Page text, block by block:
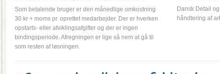
Som betalende bruger er den månedlige omkostning
30 kr + moms pr. oprettet medarbejder. Der er hverken
opstarts- eller afviklingsafgifter og der er ingen
bindingsperiode. Afregningen er lige så nem at gå til
som resten af løsningen.
Dansk Detail
håndtering af